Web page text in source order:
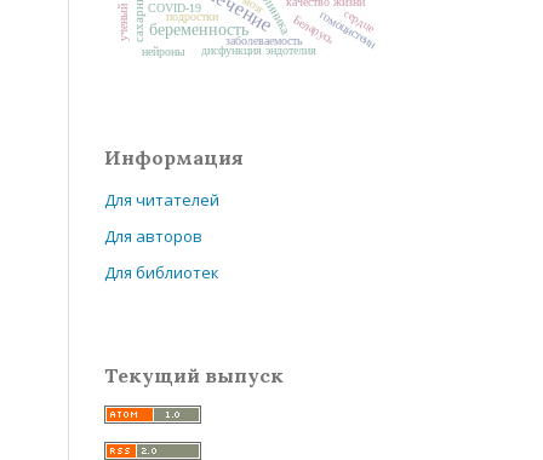
беременность клиникаБеларусьгомоцистеин
COVID-19 мозг
заболеваемость
дисфункция эндотелия
сердце
подростки
нейроны
ученый
Информация
Для читателей
Для авторов
Для библиотек
Текущий выпуск